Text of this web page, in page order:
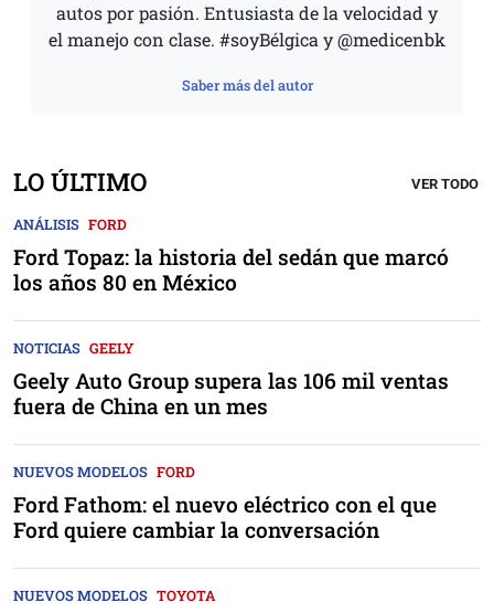
autos por pasión. Entusiasta de la velocidad y
el manejo con clase. #soyBélgica y @medicenbk
Saber más del autor
LO ÚLTIMO VER TODO
ANÁLISIS FORD
Ford Topaz: la historia del sedán que marcó
los años 80 en México
NOTICIAS GEELY
Geely Auto Group supera las 106 mil ventas
fuera de China en un mes
NUEVOS MODELOS FORD
Ford Fathom: el nuevo eléctrico con el que
Ford quiere cambiar la conversación
NUEVOS MODELOS TOYOTA